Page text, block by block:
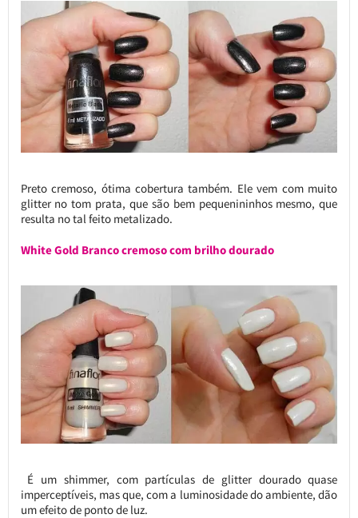
Preto cremoso, ótima cobertura também. Ele vem com muito
glitter no tom prata, que são bem pequenininhos mesmo, que
resulta no tal feito metalizado.
White Gold Branco cremoso com brilho dourado
É um shimmer, com partículas de glitter dourado quase
imperceptíveis, mas que, com a luminosidade do ambiente, dão
um efeito de ponto de luz.